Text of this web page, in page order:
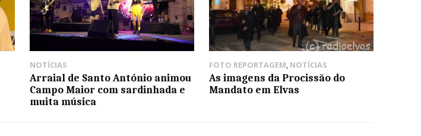
NOTÍCIAS
Arraial de Santo António animou
Campo Maior com sardinhada e
muita música
FOTO REPORTAGEM, NOTÍCIAS
As imagens da Procissão do
Mandato em Elvas